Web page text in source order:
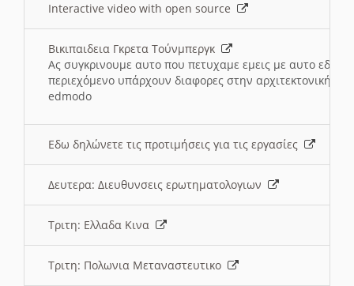
Interactive video with open source
Βικιπαιδεια Γκρετα Τούνμπεργκ
Ας συγκρινουμε αυτο που πετυχαμε εμεις με αυτο εδω
περιεχόμενο υπάρχουν διαφορες στην αρχιτεκτονική
edmodo
Εδω δηλώνετε τις προτιμήσεις για τις εργασίες
Δευτερα: Διευθυνσεις ερωτηματολογιων
Τριτη: Ελλαδα Κινα
Τριτη: Πολωνια Μεταναστευτικο